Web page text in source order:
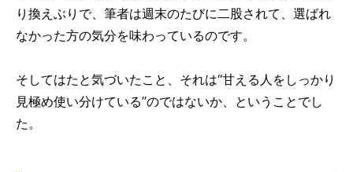
り換えぶりで、筆者は週末のたびに二股されて、選ばれ
なかった方の気分を味わっているのです。
そしてはたと気づいたこと、それは“甘える人をしっかり
見極め使い分けている”のではないか、ということでし
た。